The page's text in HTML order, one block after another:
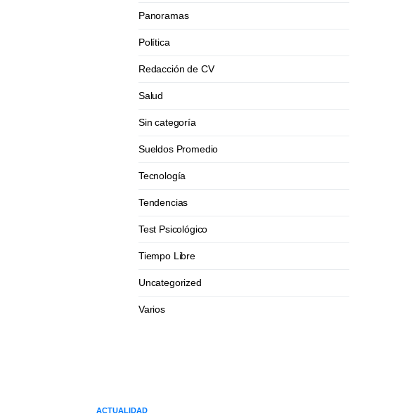
Panoramas
Política
Redacción de CV
Salud
Sin categoría
Sueldos Promedio
Tecnología
Tendencias
Test Psicológico
Tiempo Libre
Uncategorized
Varios
ACTUALIDAD